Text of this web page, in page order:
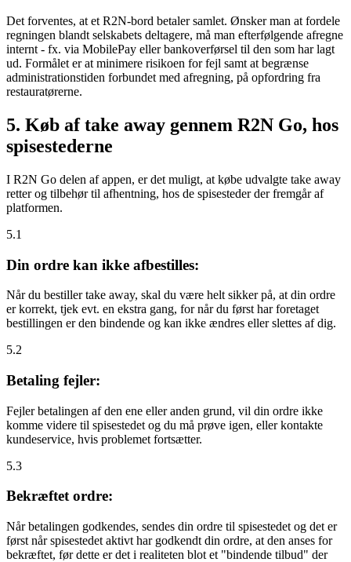
Det forventes, at et R2N-bord betaler samlet. Ønsker man at fordele
regningen blandt selskabets deltagere, må man efterfølgende afregne
internt - fx. via MobilePay eller bankoverførsel til den som har lagt
ud. Formålet er at minimere risikoen for fejl samt at begrænse
administrationstiden forbundet med afregning, på opfordring fra
restauratørerne.
5. Køb af take away gennem R2N Go, hos
spisestederne
I R2N Go delen af appen, er det muligt, at købe udvalgte take away
retter og tilbehør til afhentning, hos de spisesteder der fremgår af
platformen.
5.1
Din ordre kan ikke afbestilles:
Når du bestiller take away, skal du være helt sikker på, at din ordre
er korrekt, tjek evt. en ekstra gang, for når du først har foretaget
bestillingen er den bindende og kan ikke ændres eller slettes af dig.
5.2
Betaling fejler:
Fejler betalingen af den ene eller anden grund, vil din ordre ikke
komme videre til spisestedet og du må prøve igen, eller kontakte
kundeservice, hvis problemet fortsætter.
5.3
Bekræftet ordre:
Når betalingen godkendes, sendes din ordre til spisestedet og det er
først når spisestedet aktivt har godkendt din ordre, at den anses for
bekræftet, før dette er det i realiteten blot et "bindende tilbud" der